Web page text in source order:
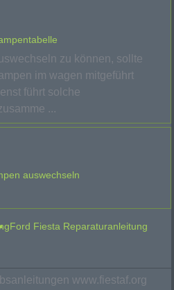
zu können, sollte
im wagen mitgeführt
führt solche
...
auswechseln
Ford Fiesta Reparaturanleitung
www.fiestaf.org